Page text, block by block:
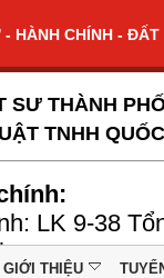
HÀNH CHÍNH -
SƯ THÀNH
TNHH
LK 9-38
GIỚI THIỆU